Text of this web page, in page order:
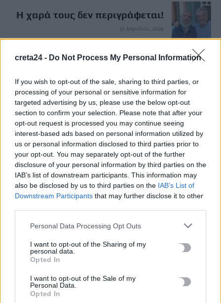
creta24 - Do Not Process My Personal Information
If you wish to opt-out of the sale, sharing to third parties, or
processing of your personal or sensitive information for
targeted advertising by us, please use the below opt-out
section to confirm your selection. Please note that after your
opt-out request is processed you may continue seeing
interest-based ads based on personal information utilized by
us or personal information disclosed to third parties prior to
your opt-out. You may separately opt-out of the further
disclosure of your personal information by third parties on the
IAB’s list of downstream participants. This information may
also be disclosed by us to third parties on the IAB’s List of
Downstream Participants that may further disclose it to other
Personal Data Processing Opt Outs
I want to opt-out of the Sharing of my
personal data.
Opted In
I want to opt-out of the Sale of my
Personal Data.
Opted In
H χαρά τους δεν περιγράφεται!
27 Απριλίου, 2026
Google
ΠΡΟΣΘΕΣΕ ΤΟ CRETA24 ΣΤΗΝ GOOGLE
ΡΟΗ ΕΙΔΗΣΕΩΝ
Ριφιφί: Η σειρά του Σωτήρη Τσαφούλια έρχεται στον Alpha
7 Αυγούστου, 2026
Κρίση στη Θέουτα: Ιταλικό «όχι» στο ισπανικό τελεσίγραφο
για τους ελέγχους στα σύνορα
Υπουργείο Μετανάστευσης: Σχεδόν 1 εκατ. ευρώ για σχολικές
υποδομές και δημόσιους χώρους στο Δήμο Χανίων και τον
7 Αυγούστου, 2026